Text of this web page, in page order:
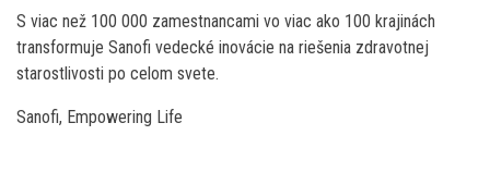
S viac než 100 000 zamestnancami vo viac ako 100 krajinách
transformuje Sanofi vedecké inovácie na riešenia zdravotnej
starostlivosti po celom svete.
Sanofi, Empowering Life